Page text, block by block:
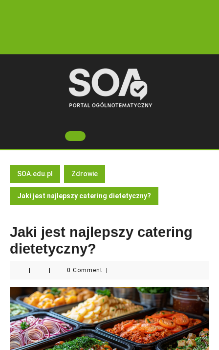
Open
Button
SOA.edu.pl Zdrowie
Jaki jest najlepszy catering dietetyczny?
Jaki jest najlepszy catering
dietetyczny?
0 Comment